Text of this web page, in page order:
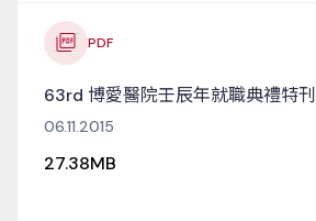
PDF
63rd 博愛醫院壬辰年就職典禮特刊
06.11.2015
27.38MB